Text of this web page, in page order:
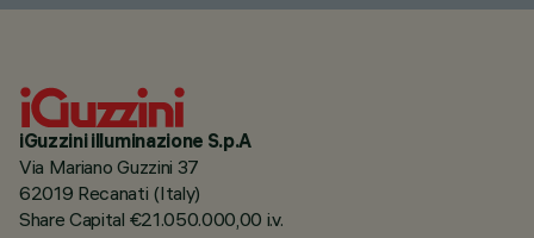
iGuzzini illuminazione S.p.A
Via Mariano Guzzini 37
62019 Recanati (Italy)
Share Capital €21.050.000,00 i.v.